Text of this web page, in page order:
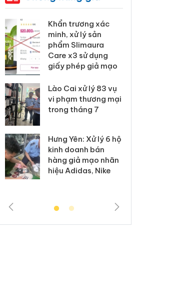
Khẩn trương xác
minh, xử lý sản
phẩm Slimaura
Care x3 sử dụng
giấy phép giả mạo
Lào Cai xử lý 83 vụ
vi phạm thương mại
trong tháng 7
Hưng Yên: Xử lý 6 hộ
kinh doanh bán
hàng giả mạo nhãn
hiệu Adidas, Nike